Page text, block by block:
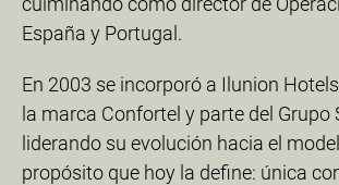
España y Portugal.
En 2003 se incorporó a Ilunion
la marca Confortel y parte del Grupo
liderando su evolución hacia el
propósito que hoy la define: única